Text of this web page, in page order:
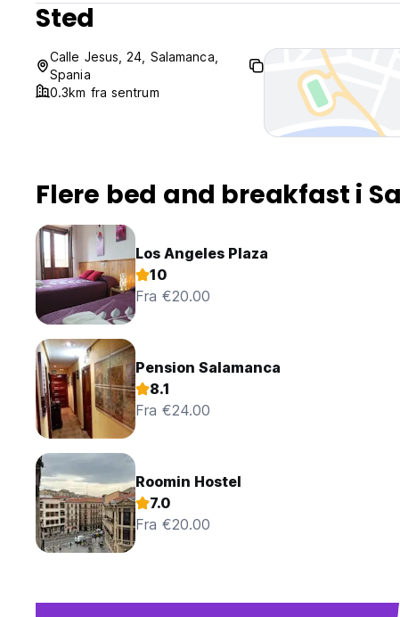
Sted
Calle Jesus, 24, Salamanca,
Spania
0.3km fra sentrum
Flere bed and breakfast i
Los Angeles Plaza
10
Fra €20.00
Pension Salamanca
8.1
Fra €24.00
Roomin Hostel
7.0
Fra €20.00